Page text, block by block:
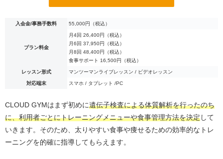
入会金/事務手数料 55,000円（税込）
プラン料金
月4回 26,400円（税込）
月6回 37,950円（税込）
月8回 48,400円（税込）
食事サポート 16,500円（税込）
レッスン形式 マンツーマンライブレッスン / ビデオレッスン
対応端末 スマホ / タブレット /PC
CLOUD GYMはまず初めに遺伝子検査による体質解析を行ったのち
に、利用者ごとにトレーニングメニューや食事管理方法を決定して
いきます。そのため、太りやすい食事や痩せるための効率的なトレ
ーニングを的確に指導してもらえます。